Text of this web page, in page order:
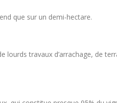
que sur un demi-hectare.
lourds travaux d’arrachage, de